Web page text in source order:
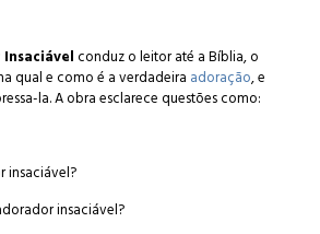
conduz o leitor até a Bíblia, o
qual e como é a verdadeira adoração, e
la. A obra esclarece questões como:
insaciável?
insaciável?